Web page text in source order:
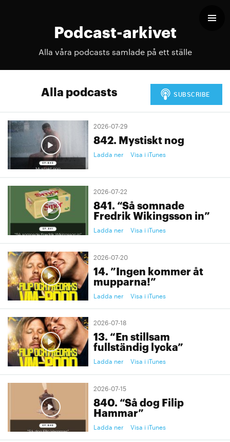
Podcast-arkivet
Alla våra podcasts samlade på ett ställe
Alla podcasts
2026-07-29
842. Mystiskt nog
Ladda ner Visa i iTunes
2026-07-22
841. “Så somnade
Fredrik Wikingsson in”
Ladda ner Visa i iTunes
2026-07-20
14. ”Ingen kommer åt
mupparna!”
Ladda ner Visa i iTunes
2026-07-18
13. “En stillsam
fullständig lycka”
Ladda ner Visa i iTunes
2026-07-15
840. “Så dog Filip
Hammar”
Ladda ner Visa i iTunes